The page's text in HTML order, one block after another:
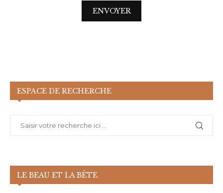
ESPACE DE RECHERCHE
LE BEAU ET LA BÊTE